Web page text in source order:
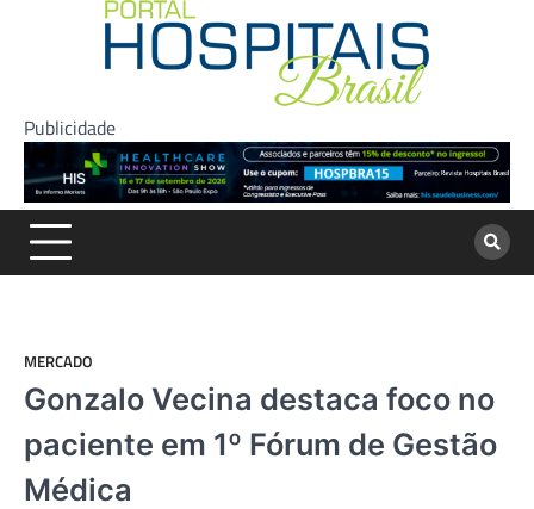
Publicidade
MERCADO
Gonzalo Vecina destaca foco no
paciente em 1º Fórum de Gestão
Médica